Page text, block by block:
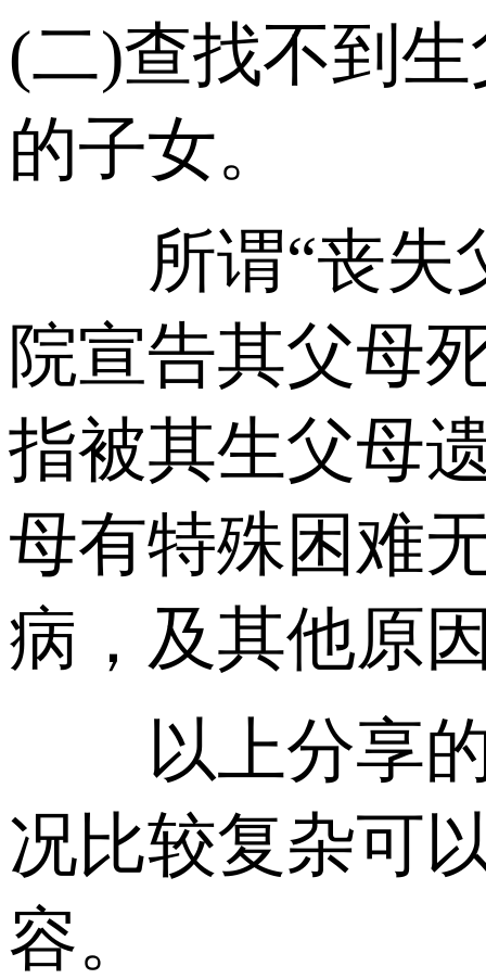
(二)查找不到
的子女。
所谓“丧失父
院宣告其父母
指被其生父母
母有特殊困难
病，及其他原
以上分享的
况比较复杂可
容。